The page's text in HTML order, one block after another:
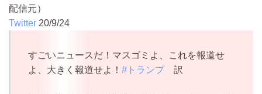
配信元）
Twitter 20/9/24
すごいニュースだ！マスゴミよ、これを報道せ
よ、大きく報道せよ！ #トランプ訳